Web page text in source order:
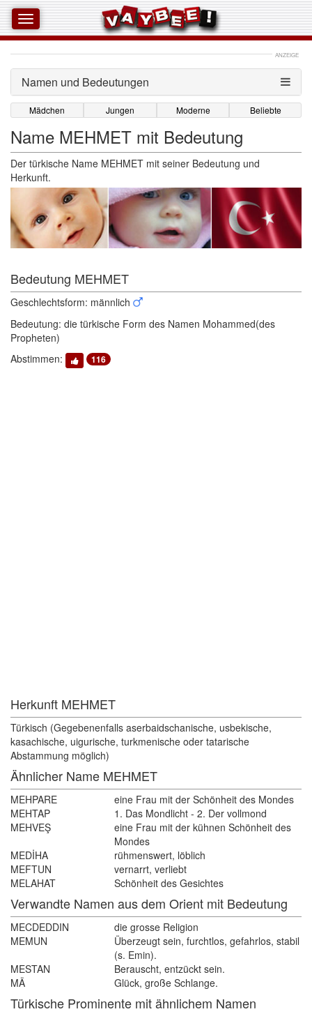
ANZEIGE
Namen und Bedeutungen
Mädchen Jungen Moderne Beliebte
Name MEHMET mit Bedeutung
Der türkische Name MEHMET mit seiner Bedeutung und
Herkunft.
Bedeutung MEHMET
Geschlechtsform: männlich
Bedeutung: die türkische Form des Namen Mohammed(des
Propheten)
Abstimmen:
116
Herkunft MEHMET
Türkisch (Gegebenenfalls aserbaidschanische, usbekische,
kasachische, uigurische, turkmenische oder tatarische
Abstammung möglich)
Ähnlicher Name MEHMET
MEHPARE
eine Frau mit der Schönheit des Mondes
MEHTAP
1. Das Mondlicht - 2. Der vollmond
MEHVEŞ
eine Frau mit der kühnen Schönheit des
Mondes
MEDİHA
rühmenswert, löblich
MEFTUN
vernarrt, verliebt
MELAHAT
Schönheit des Gesichtes
Verwandte Namen aus dem Orient mit Bedeutung
MECDEDDIN
die grosse Religion
MEMUN
Überzeugt sein, furchtlos, gefahrlos, stabil
(s. Emin).
MESTAN
Berauscht, entzückt sein.
MÄ
Glück, große Schlange.
Türkische Prominente mit ähnlichem Namen